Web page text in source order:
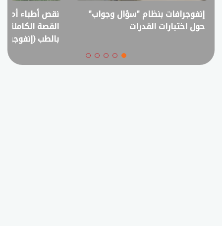
إنفوجرافات بنظام "سؤال وجواب"
حول اختبارات القدرات
نقص أطباء أم
القصة الكاملة
بالطب